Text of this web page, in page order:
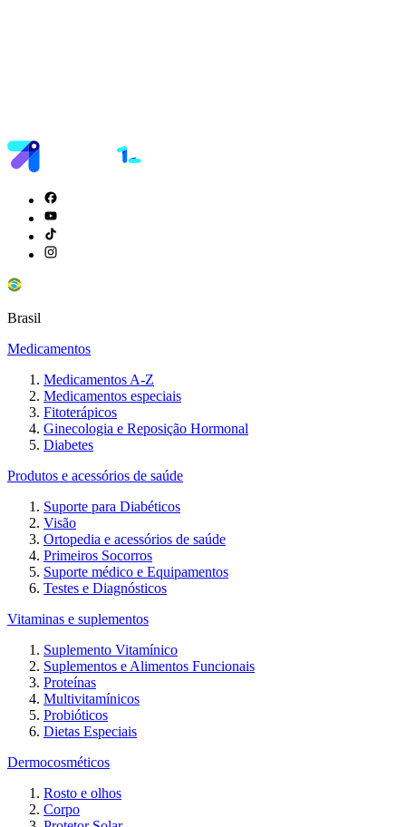
Brasil
Medicamentos
Medicamentos A-Z
Medicamentos especiais
Fitoterápicos
Ginecologia e Reposição Hormonal
Diabetes
Produtos e acessórios de saúde
Suporte para Diabéticos
Visão
Ortopedia e acessórios de saúde
Primeiros Socorros
Suporte médico e Equipamentos
Testes e Diagnósticos
Vitaminas e suplementos
Suplemento Vitamínico
Suplementos e Alimentos Funcionais
Proteínas
Multivitamínicos
Probióticos
Dietas Especiais
Dermocosméticos
Rosto e olhos
Corpo